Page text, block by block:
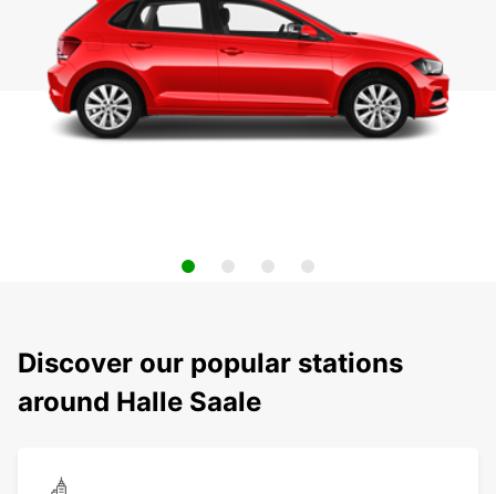
Discover our popular stations
around Halle Saale